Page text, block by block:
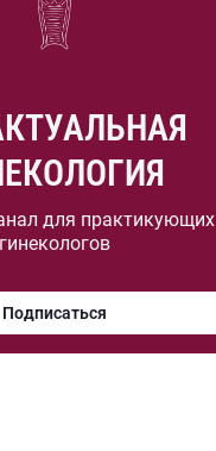
для практикующих
гинекологов
Подписаться